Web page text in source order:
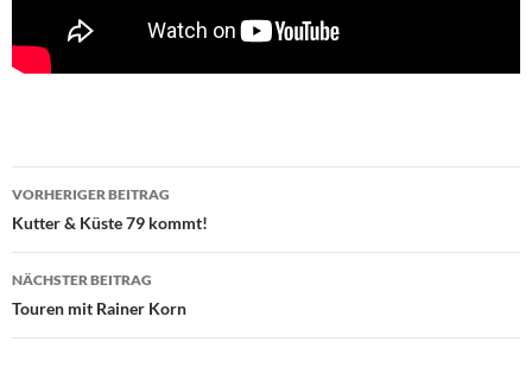
Beitragsnavigation
VORHERIGER BEITRAG
Kutter & Küste 79 kommt!
NÄCHSTER BEITRAG
Touren mit Rainer Korn